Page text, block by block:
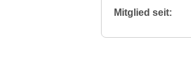
Mitglied seit: